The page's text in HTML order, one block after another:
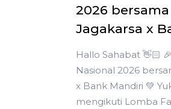
2026 bersama
Jagakarsa x
Hallo Sahabat 👋🏻
Nasional 2026
x Bank Mandiri 💚
mengikuti Lomba